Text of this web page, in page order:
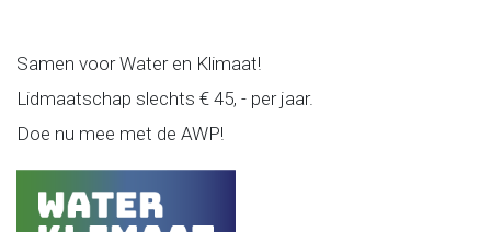
Samen voor Water en Klimaat!
Lidmaatschap slechts € 45, - per jaar.
Doe nu mee met de AWP!